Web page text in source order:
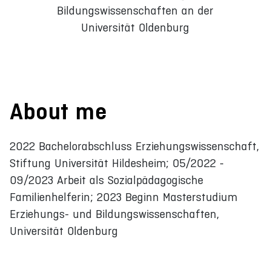
Bildungswissenschaften an der
Universität Oldenburg
About me
2022 Bachelorabschluss Erziehungswissenschaft,
Stiftung Universität Hildesheim; 05/2022 -
09/2023 Arbeit als Sozialpädagogische
Familienhelferin; 2023 Beginn Masterstudium
Erziehungs- und Bildungswissenschaften,
Universität Oldenburg